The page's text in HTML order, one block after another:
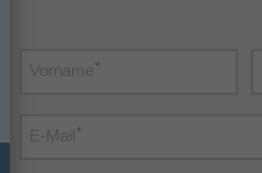
Vorname*
E-Mail*